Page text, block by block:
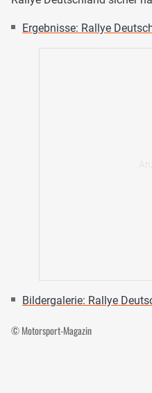
Ergebnisse: Rallye
Bildergalerie: Rallye
© Motorsport-Magazin